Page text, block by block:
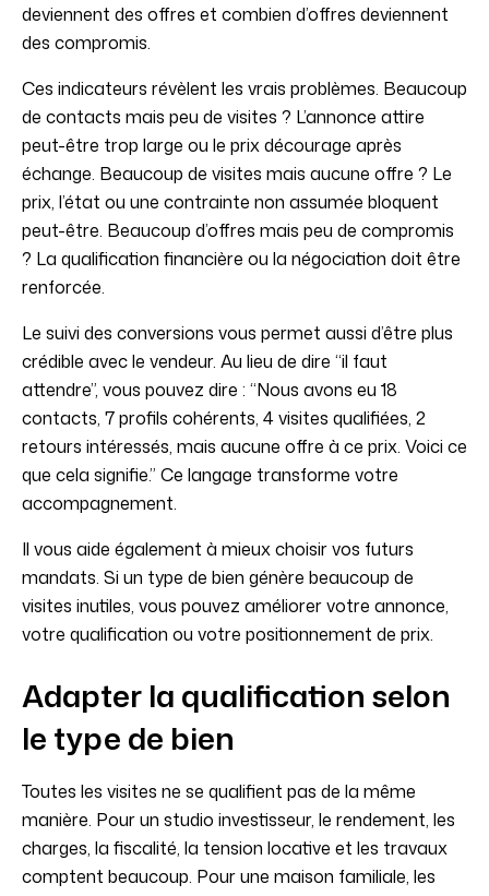
deviennent des offres et combien d’offres deviennent
des compromis.
Ces indicateurs révèlent les vrais problèmes. Beaucoup
de contacts mais peu de visites ? L’annonce attire
peut-être trop large ou le prix décourage après
échange. Beaucoup de visites mais aucune offre ? Le
prix, l’état ou une contrainte non assumée bloquent
peut-être. Beaucoup d’offres mais peu de compromis
? La qualification financière ou la négociation doit être
renforcée.
Le suivi des conversions vous permet aussi d’être plus
crédible avec le vendeur. Au lieu de dire “il faut
attendre”, vous pouvez dire : “Nous avons eu 18
contacts, 7 profils cohérents, 4 visites qualifiées, 2
retours intéressés, mais aucune offre à ce prix. Voici ce
que cela signifie.” Ce langage transforme votre
accompagnement.
Il vous aide également à mieux choisir vos futurs
mandats. Si un type de bien génère beaucoup de
visites inutiles, vous pouvez améliorer votre annonce,
votre qualification ou votre positionnement de prix.
Adapter la qualification selon
le type de bien
Toutes les visites ne se qualifient pas de la même
manière. Pour un studio investisseur, le rendement, les
charges, la fiscalité, la tension locative et les travaux
comptent beaucoup. Pour une maison familiale, les